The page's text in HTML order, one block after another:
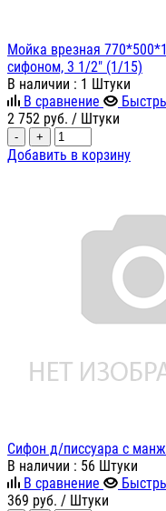
Мойка врезная
сифоном, 3 1/2" (1/15)
В наличии : 1 Штуки
В сравнение
2 752 руб. / Штуки
- +
Добавить в корзину
Сифон д/писсуара с
В наличии : 56 Штуки
В сравнение
369 руб. / Штуки